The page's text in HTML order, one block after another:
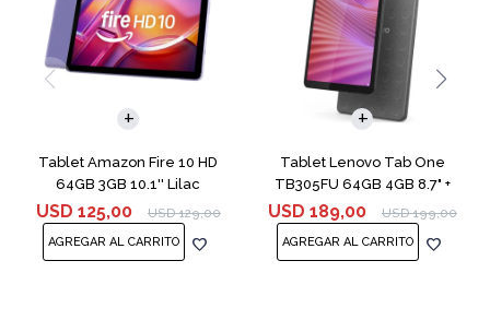
Tablet Amazon Fire 10 HD
64GB 3GB 10.1'' Lilac
USD 125,00 USD 129,00
Tablet Lenovo Tab One
TB305FU 64GB 4GB 8.7" +
Funda
USD 189,00 USD 199,00